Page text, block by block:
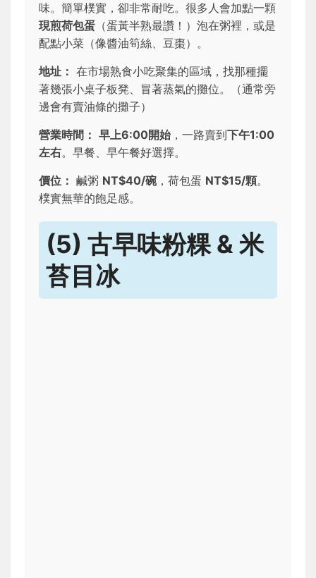
味。簡單樸實，卻非常耐吃。很多人會加點一顆
現煎荷包蛋 （蛋黃半熟最讚！）泡在粥裡，或是
配點小菜（像醬油筍絲、豆棗）。
地址： 在市場熟食小吃聚集的區域，找那種擺
著幾張小桌子板凳、冒著蒸氣的攤位。（通常旁
邊會有賣油條的攤子）
營業時間： 早上6:00開始，一路賣到下午1:00
左右。早餐、早午餐好選擇。
價位： 鹹粥 NT$40/碗 ，荷包蛋 NT$15/顆。
樸實無華的飽足感。
(5) 古早味粉粿 & 米
苔目冰